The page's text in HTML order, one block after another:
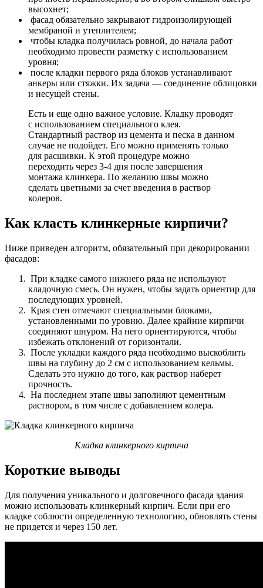
высохнет;
фасад обязательно закрывают гидроизолирующей
мембраной и утеплителем;
чтобы кладка получилась ровной, до начала работ
необходимо провести разметку с использованием
уровня;
после кладки первого ряда блоков устанавливают
анкеры или стяжки. Их задача — соединение облицовки
и несущей стены.
Есть и еще одно важное условие. Кладку проводят
с использованием специального клея.
Стандартный раствор из цемента и песка в данном
случае не подойдет. Его можно применять только
для расшивки. К этой процедуре можно
переходить через 3-4 дня после завершения
монтажа клинкера. По желанию швы можно
сделать цветными за счет введения в раствор
колеров.
Как класть клинкерные кирпичи?
Ниже приведен алгоритм, обязательный при декорировании
фасадов:
При кладке самого нижнего ряда не используют
кладочную смесь. Он нужен, чтобы задать ориентир для
последующих уровней.
Края стен отмечают специальными блоками,
установленными по уровню. Далее крайние кирпичи
соединяют шнуром. На него ориентируются, чтобы
избежать отклонений от горизонтали.
После укладки каждого ряда необходимо выскоблить
швы на глубину до 2 см с использованием кельмы.
Сделать это нужно до того, как раствор наберет
прочность.
На последнем этапе швы заполняют цементным
раствором, в том числе с добавлением колера.
Кладка клинкерного кирпича
Короткие выводы
Для получения уникального и долговечного фасада здания
можно использовать клинкерный кирпич. Если при его
кладке соблюсти определенную технологию, обновлять стены
не придется и через 150 лет.